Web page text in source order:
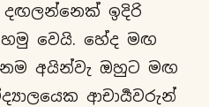
ඉදිරි
වෙයි. හේද මඟ
නම අයින්වැ ඔහුට මඟ
ආචාර්‍යවරුන්